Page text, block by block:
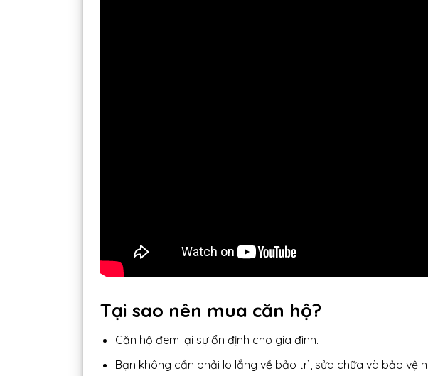
Tại sao nên mua căn hộ?
Căn hộ đem lại sự ổn định cho gia đình.
Bạn không cần phải lo lắng về bảo trì, sửa chữa và bảo vệ